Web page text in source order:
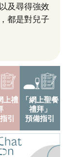
及尋得強效
都是對兒子
上禮
引
「網上聖餐
禮拜」
預備指引